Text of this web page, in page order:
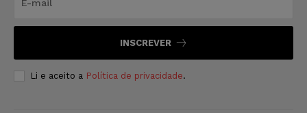
INSCREVER
Li e aceito a Política de privacidade.